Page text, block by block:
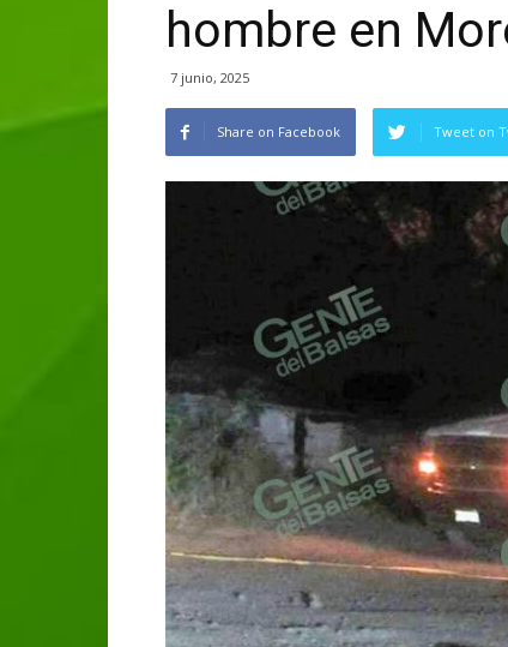
hombre en
7 junio, 2025
Share on Facebook Tweet on